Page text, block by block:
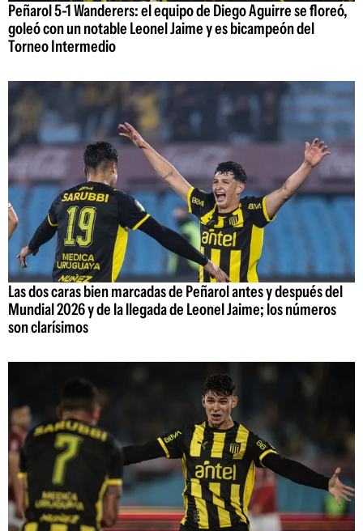
Peñarol 5-1 Wanderers: el equipo de Diego Aguirre se floreó,
goleó con un notable Leonel Jaime y es bicampeón del
Torneo Intermedio
Las dos caras bien marcadas de Peñarol antes y después del
Mundial 2026 y de la llegada de Leonel Jaime; los números
son clarísimos